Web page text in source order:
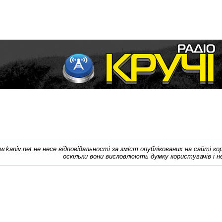
не несе відповідальності за зміст опублікованих на сайті
оскільки вони висловлюють думку користувачів і